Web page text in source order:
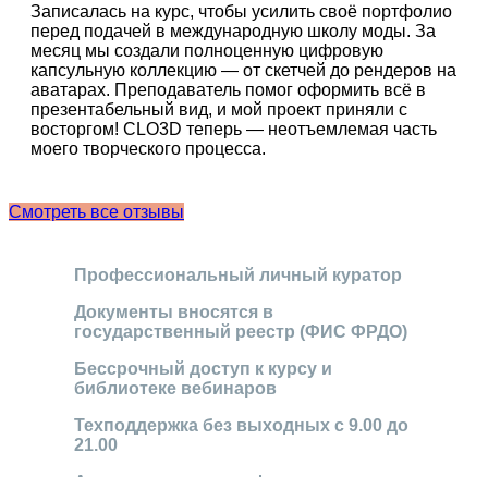
Записалась на курс, чтобы усилить своё портфолио
перед подачей в международную школу моды. За
месяц мы создали полноценную цифровую
капсульную коллекцию — от скетчей до рендеров на
аватарах. Преподаватель помог оформить всё в
презентабельный вид, и мой проект приняли с
восторгом! CLO3D теперь — неотъемлемая часть
моего творческого процесса.
Смотреть все отзывы
Профессиональный личный куратор
Документы вносятся в
государственный реестр (ФИС ФРДО)
Бессрочный доступ к курсу и
библиотеке вебинаров
Техподдержка без выходных с 9.00 до
21.00